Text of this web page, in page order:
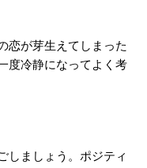
恋が芽生えてしまった
度冷静になってよく考
しましょう。ポジティ